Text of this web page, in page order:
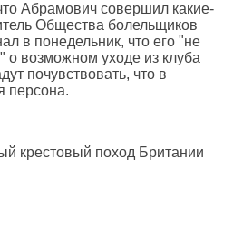
Абрамович совершил какие-
Общества болельщиков
в понедельник, что его "не
о возможном уходе из клуба
почувствовать, что в
персона.
крестовый поход Британии